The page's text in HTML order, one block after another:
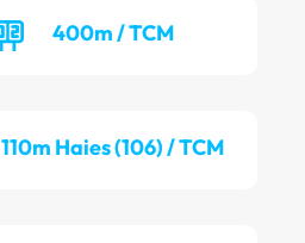
400m / TCM
110m Haies (106) / TCM